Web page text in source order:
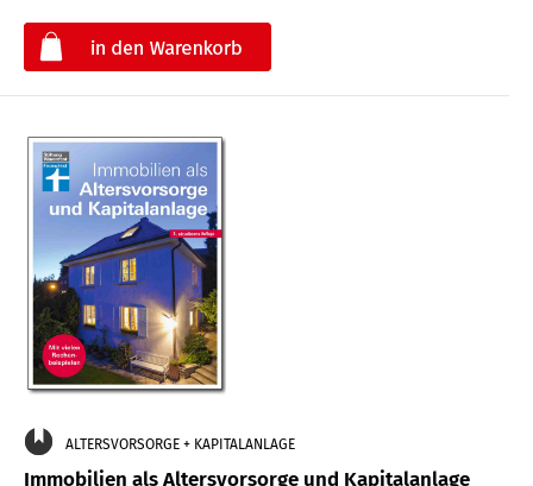
ALTERSVORSORGE + KAPITALANLAGE
Immobilien als Altersvorsorge und Kapitalanlage